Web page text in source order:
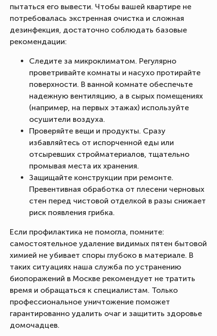
пытаться его вывести. Чтобы вашей квартире не
потребовалась экстренная очистка и сложная
дезинфекция, достаточно соблюдать базовые
рекомендации:
Следите за микроклиматом. Регулярно
проветривайте комнаты и насухо протирайте
поверхности. В ванной комнате обеспечьте
надежную вентиляцию, а в сырых помещениях
(например, на первых этажах) используйте
осушители воздуха.
Проверяйте вещи и продукты. Сразу
избавляйтесь от испорченной еды или
отсыревших стройматериалов, тщательно
промывая места их хранения.
Защищайте конструкции при ремонте.
Превентивная обработка от плесени черновых
стен перед чистовой отделкой в разы снижает
риск появления грибка.
Если профилактика не помогла, помните:
самостоятельное удаление видимых пятен бытовой
химией не убивает споры глубоко в материале. В
таких ситуациях наша служба по устранению
биопоражений в Москве рекомендует не тратить
время и обращаться к специалистам. Только
профессиональное уничтожение поможет
гарантированно удалить очаг и защитить здоровье
домочадцев.